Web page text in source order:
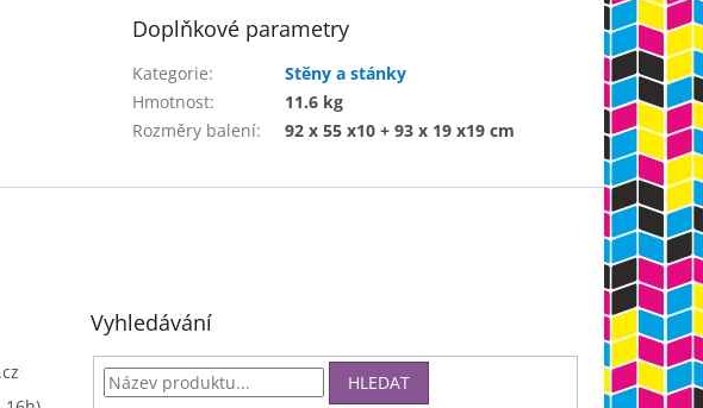
Doplňkové parametry
Kategorie:
Stěny a stánky
Hmotnost:
11.6 kg
Rozměry balení: 92 x 55 x10 + 93 x 19 x19 cm
Vyhledávání
HLEDAT